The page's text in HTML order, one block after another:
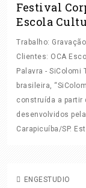
Festival
Escola
Trabalho:
Clientes: OCA
Palavra -
brasileira,
construída a partir
desenvolvidos
Carapicuíba/SP.
FINALIZAÇÃO
LOCO
ENGESTUDIO